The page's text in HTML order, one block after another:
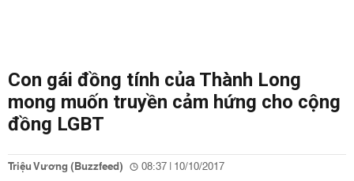
Con gái đồng tính của Thành Long
mong muốn truyền cảm hứng cho cộng
đồng LGBT
Triệu Vương (Buzzfeed) 08:37 | 10/10/2017